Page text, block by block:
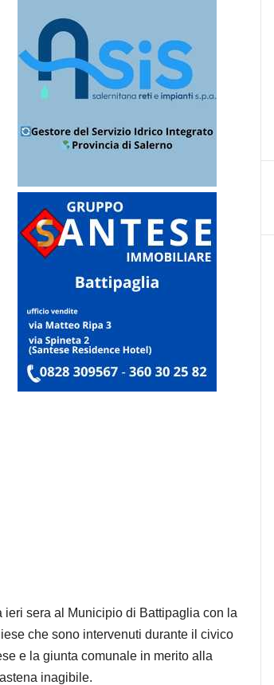
sera al Municipio di Battipaglia con la
che sono intervenuti durante il civico
e la giunta comunale in merito alla
inagibile.